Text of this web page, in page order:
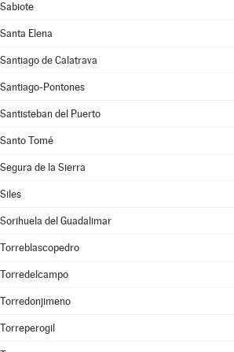
Sabiote
Santa Elena
Santiago de Calatrava
Santiago-Pontones
Santisteban del Puerto
Santo Tomé
Segura de la Sierra
Siles
Sorihuela del Guadalimar
Torreblascopedro
Torredelcampo
Torredonjimeno
Torreperogil